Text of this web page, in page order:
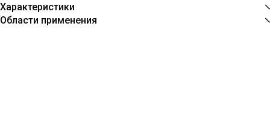
Характеристики
Области применения